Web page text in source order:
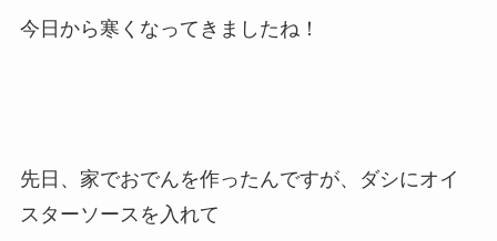
今日から寒くなってきましたね！
先日、家でおでんを作ったんですが、ダシにオイ
スターソースを入れて